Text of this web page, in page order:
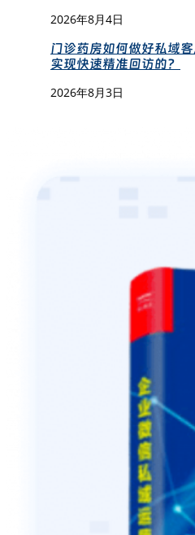
2026年8月4日
门诊药房如何做好私域
实现快速精准回访的？
2026年8月3日